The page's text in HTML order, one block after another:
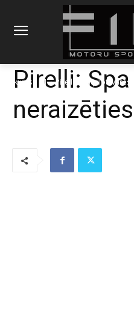
Sākums F1 Pirelli: Spa piloti varēs
Pirelli: